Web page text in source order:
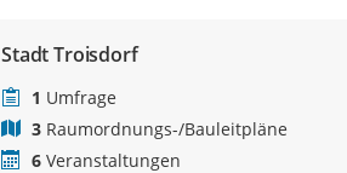
Stadt Troisdorf
1 Umfrage
3 Raumordnungs-/Bauleitpläne
6 Veranstaltungen